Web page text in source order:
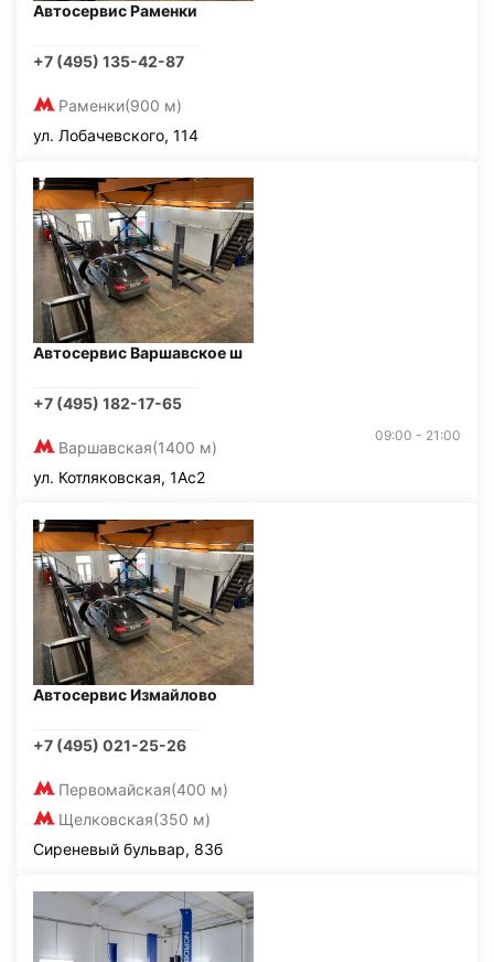
Автосервис Раменки
+7 (495) 135-42-87
Раменки(900 м)
ул. Лобачевского, 114
Автосервис Варшавское ш
+7 (495) 182-17-65
Варшавская(1400 м)
09:00 - 21:00
ул. Котляковская, 1Ас2
Автосервис Измайлово
+7 (495) 021-25-26
Первомайская(400 м)
Щелковская(350 м)
Сиреневый бульвар, 83б